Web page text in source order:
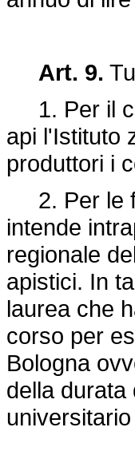
Art. 9.
1. Per il
api l'Istituto
produttori i
2. Per le
intende
regionale
apistici. In
laurea che
corso per
Bologna
della durata
universitario